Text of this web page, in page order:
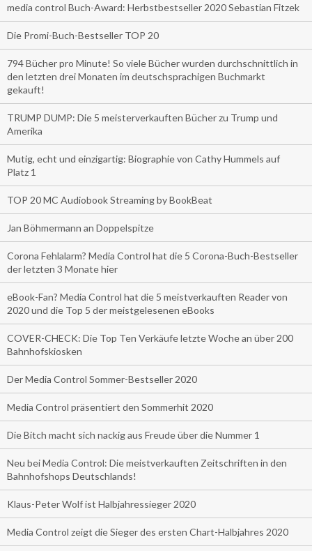
media control Buch-Award: Herbstbestseller 2020 Sebastian Fitzek
Die Promi-Buch-Bestseller TOP 20
794 Bücher pro Minute! So viele Bücher wurden durchschnittlich in
den letzten drei Monaten im deutschsprachigen Buchmarkt
gekauft!
TRUMP DUMP: Die 5 meisterverkauften Bücher zu Trump und
Amerika
Mutig, echt und einzigartig: Biographie von Cathy Hummels auf
Platz 1
TOP 20 MC Audiobook Streaming by BookBeat
Jan Böhmermann an Doppelspitze
Corona Fehlalarm? Media Control hat die 5 Corona-Buch-Bestseller
der letzten 3 Monate hier
eBook-Fan? Media Control hat die 5 meistverkauften Reader von
2020 und die Top 5 der meistgelesenen eBooks
COVER-CHECK: Die Top Ten Verkäufe letzte Woche an über 200
Bahnhofskiosken
Der Media Control Sommer-Bestseller 2020
Media Control präsentiert den Sommerhit 2020
Die Bitch macht sich nackig aus Freude über die Nummer 1
Neu bei Media Control: Die meistverkauften Zeitschriften in den
Bahnhofshops Deutschlands!
Klaus-Peter Wolf ist Halbjahressieger 2020
Media Control zeigt die Sieger des ersten Chart-Halbjahres 2020